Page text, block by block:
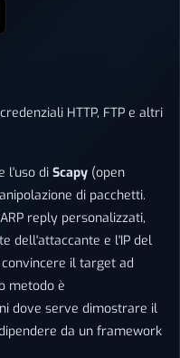
HTTP, FTP e altri
l'uso di Scapy (open
di pacchetti.
reply personalizzati,
dell'attaccante e l'IP del
il target ad
metodo è
dove serve dimostrare il
da un framework